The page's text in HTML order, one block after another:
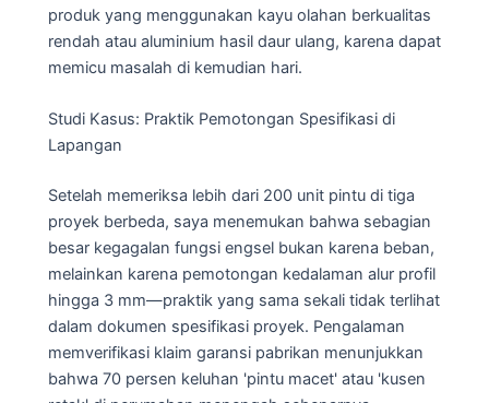
produk yang menggunakan kayu olahan berkualitas
rendah atau aluminium hasil daur ulang, karena dapat
memicu masalah di kemudian hari.
Studi Kasus: Praktik Pemotongan Spesifikasi di
Lapangan
Setelah memeriksa lebih dari 200 unit pintu di tiga
proyek berbeda, saya menemukan bahwa sebagian
besar kegagalan fungsi engsel bukan karena beban,
melainkan karena pemotongan kedalaman alur profil
hingga 3 mm—praktik yang sama sekali tidak terlihat
dalam dokumen spesifikasi proyek. Pengalaman
memverifikasi klaim garansi pabrikan menunjukkan
bahwa 70 persen keluhan 'pintu macet' atau 'kusen